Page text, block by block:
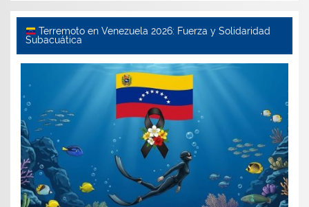
Terremoto en Venezuela 2026: Fuerza y Solidaridad
Subacuática